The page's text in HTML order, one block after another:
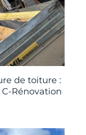
de toiture :
Rénovation